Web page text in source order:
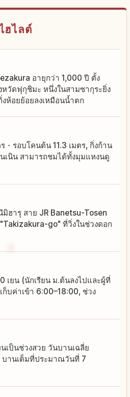
ฮไลต์
อายุกว่า 1,000 ปี ตั้ง
หวัดฟุกุชิมะ หนึ่งในสามซากุระยิ่ง
ห้อยย้อยลงเหมือนน้ำตก
・รอบโคนต้น 11.3 เมตร, กิ่งก้าน
เนิน สามารถชมได้ทั้งมุมแหงนดู
ฮารุ สาย JR Banetsu-Tosen
go" ที่วิ่งในช่วงดอก
เยน (นักเรียน ม.ต้นลงไปและผู้ที่
ก็บค่าเข้า 6:00–18:00, ช่วง
เป็นช่วงสวย วันบานเฉลี่ย
านเต็มที่ประมาณวันที่ 7